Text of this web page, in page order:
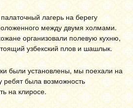
лагерь на берегу
между двумя холмами.
организовали полевую кухню,
узбекский плов и шашлык.
были установлены, мы поехали на
была возможность
на клиросе.